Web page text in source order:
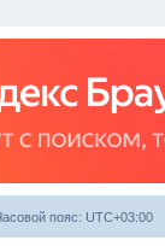
пояс: UTC+03:00